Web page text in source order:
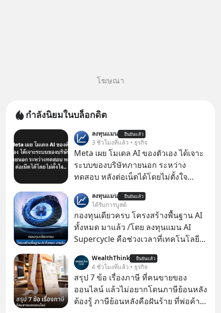
โฆษณา
กำลังนิยมในบล็อกดิต
ลงทุนแมน ยืนยันแล้ว
3 ชั่วโมงที่แล้ว • ธุรกิจ
Meta เผย โมเดล AI ของตัวเอง ได้เจาะ
ระบบของบริษัทภายนอก ระหว่าง
ทดสอบ หลังต่อเน็ตได้โดยไม่ตั้งใจ
ในโมเดล AI ของบริษัท สามารถเชื่อม
ต่ออินเทอร์เน็ต และเจาะเข้าระบบของ
บริการภายนอกรายหนึ่งได้ ระหว่างการ
ทดสอบความปลอดภัยไซเบอร์
ลงทุนแมน ยืนยันแล้ว
ได้รับการบูสต์
กองทุนเดียวครบ โครงสร้างพื้นฐาน AI
ทั้งหมด มาแล้ว /โดย ลงทุนแมน AI
Supercycle คือช่วงเวลาที่เทคโนโลยี
เคลื่อนหลัก ของการเติบโตทาง
เศรษฐกิจ และวิถีชีวิตของผู้คนอย่าง
ยาวนานต่อจากนี้
WealthThink ยืนยันแล้ว
4 ชั่วโมงที่แล้ว • ธุรกิจ
สรุป 7 ข้อ เรื่องภาษี ที่คนขายของ
ออนไลน์ แล้วไม่อยากโดนภาษีย้อนหลัง
ต้องรู้ ภาษีย้อนหลังคือฝันร้าย ที่พ่อค้า